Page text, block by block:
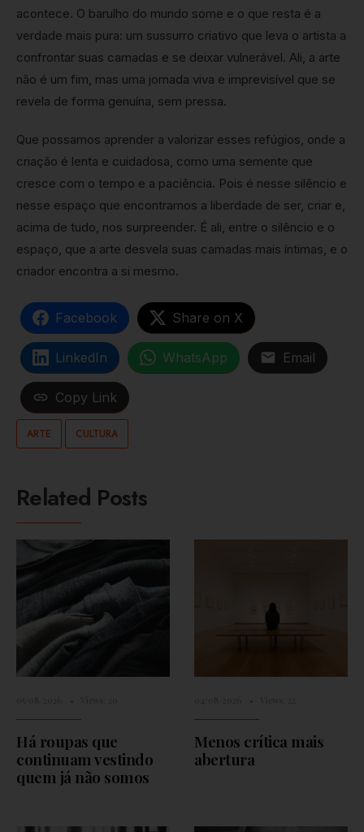
acontece. O barulho do mundo some e o que resta é a
verdade mais pura: um sussurro criativo que leva o artista a
confrontar suas camadas e se deixar vulnerável. Ali, a arte
não é um fim, mas uma jornada viva e imprevisível que se
revela de forma genuína, sem pressa.
Que possamos aprender a valorizar esses refúgios, onde a
criação é lenta e cuidadosa, como uma semente que
cresce com o tempo e a paciência. Pois é nesse silêncio e
nesse espaço que encontramos a liberdade de ser, criar e,
acima de tudo, nos surpreender. É ali, entre o silêncio e o
espaço, que a arte desvela suas camadas mais íntimas, e o
criador encontra a si mesmo.
Facebook Share on X
LinkedIn WhatsApp Email
Copy Link
ARTE CULTURA
Related Posts
Há roupas que
continuam vestindo
quem já não somos
Menos crítica mais
abertura